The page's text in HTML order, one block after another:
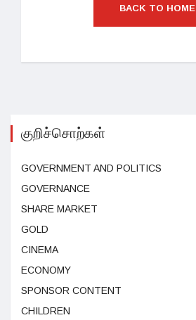
BACK TO HOME
குறிச்சொற்கள்
GOVERNMENT AND POLITICS
GOVERNANCE
SHARE MARKET
GOLD
CINEMA
ECONOMY
SPONSOR CONTENT
CHILDREN